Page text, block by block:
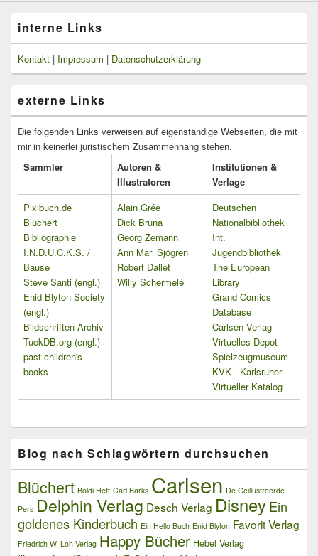
interne Links
Kontakt | Impressum | Datenschutzerklärung
externe Links
Die folgenden Links verweisen auf eigenständige Webseiten, die mit
mir in keinerlei juristischem Zusammenhang stehen.
Sammler
Autoren &
Illustratoren
Institutionen &
Verlage
Pixibuch.de
Blüchert
Bibliographie
I.N.D.U.C.K.S. /
Bause
Steve Santi (engl.)
Enid Blyton Society
(engl.)
Bildschriften-Archiv
TuckDB.org (engl.)
past children's
books
Alain Grée
Dick Bruna
Georg Zemann
Ann Mari Sjögren
Robert Dallet
Willy Schermelé
Deutschen
Nationalbibliothek
Int.
Jugendbibliothek
The European
Library
Grand Comics
Database
Carlsen Verlag
Virtuelles Depot
Spielzeugmuseum
KVK - Karlsruher
Virtueller Katalog
Blog nach Schlagwörtern durchsuchen
Blüchert Boldi Heft Carl Barks Carlsen De Geillustreerde
Pers Delphin Verlag Desch Verlag DisneyEin
goldenes Kinderbuch Ein Hello Buch Enid Blyton Favorit Verlag
Friedrich W. Loh Verlag Happy Bücher Hebel Verlag